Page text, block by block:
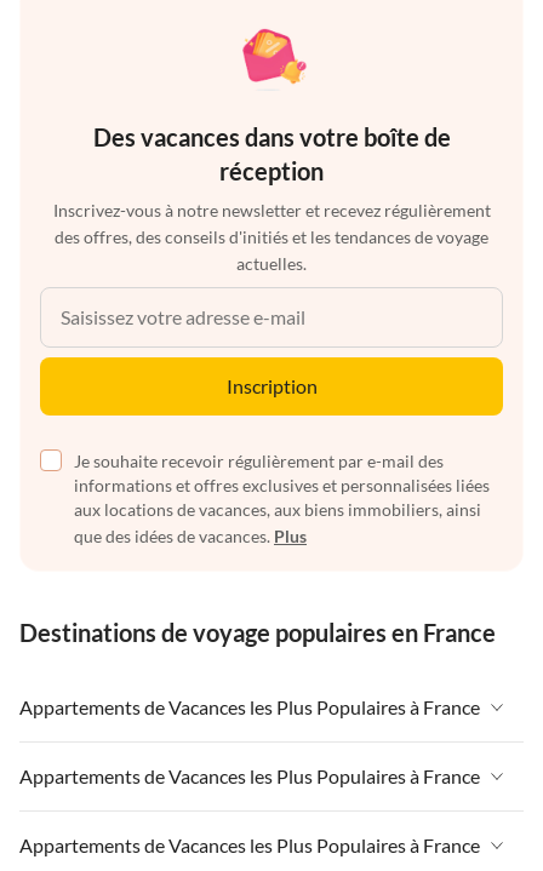
Des vacances dans votre boîte de
réception
Inscrivez-vous à notre newsletter et recevez régulièrement
des offres, des conseils d'initiés et les tendances de voyage
actuelles.
Inscription
Je souhaite recevoir régulièrement par e-mail des
informations et offres exclusives et personnalisées liées
aux locations de vacances, aux biens immobiliers, ainsi
que des idées de vacances. Plus
Destinations de voyage populaires en France
Appartements de Vacances les Plus Populaires à France
Appartements de Vacances à France
Appartements de Vacances à Paris-Ile de France
Appartements de Vacances à Paris
Appartements de Vacances les Plus Populaires à France
Appartements de Vacances à France
Appartements de Vacances les Plus Populaires à France